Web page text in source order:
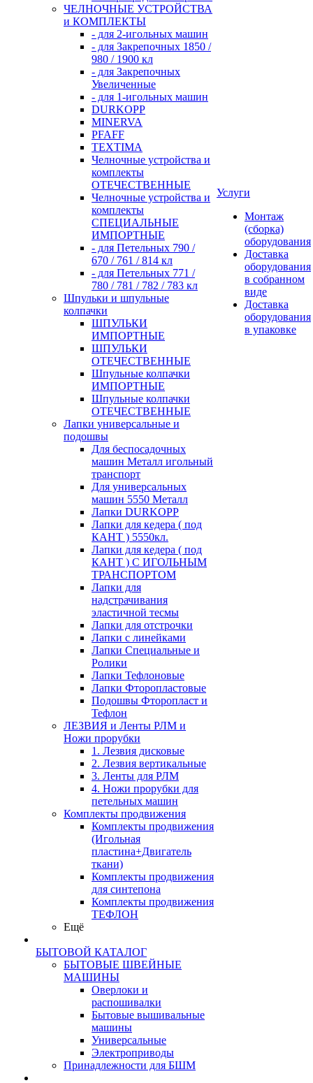
ЧЕЛНОЧНЫЕ УСТРОЙСТВА
и КОМПЛЕКТЫ
- для 2-игольных машин
- для Закрепочных 1850 /
980 / 1900 кл
- для Закрепочных
Увеличенные
- для 1-игольных машин
DURKOPP
MINERVA
PFAFF
TEXTIMA
Челночные устройства и
комплекты
ОТЕЧЕСТВЕННЫЕ
Челночные устройства и
комплекты
СПЕЦИАЛЬНЫЕ
ИМПОРТНЫЕ
- для Петельных 790 /
670 / 761 / 814 кл
- для Петельных 771 /
780 / 781 / 782 / 783 кл
Шпульки и шпульные
колпачки
ШПУЛЬКИ
ИМПОРТНЫЕ
ШПУЛЬКИ
ОТЕЧЕСТВЕННЫЕ
Шпульные колпачки
ИМПОРТНЫЕ
Шпульные колпачки
ОТЕЧЕСТВЕННЫЕ
Лапки универсальные и
подошвы
Для беспосадочных
машин Металл игольный
транспорт
Для универсальных
машин 5550 Металл
Лапки DURKOPP
Лапки для кедера ( под
КАНТ ) 5550кл.
Лапки для кедера ( под
КАНТ ) С ИГОЛЬНЫМ
ТРАНСПОРТОМ
Лапки для
надстрачивания
эластичной тесмы
Лапки для отстрочки
Лапки с линейками
Лапки Специальные и
Ролики
Лапки Тефлоновые
Лапки Фторопластовые
Подошвы Фторопласт и
Тефлон
ЛЕЗВИЯ и Ленты РЛМ и
Ножи прорубки
1. Лезвия дисковые
2. Лезвия вертикальные
3. Ленты для РЛМ
4. Ножи прорубки для
петельных машин
Комплекты продвижения
Комплекты продвижения
(Игольная
пластина+Двигатель
ткани)
Комплекты продвижения
для синтепона
Комплекты продвижения
ТЕФЛОН
Ещё
БЫТОВОЙ КАТАЛОГ
БЫТОВЫЕ ШВЕЙНЫЕ
МАШИНЫ
Оверлоки и
распошивалки
Бытовые вышивальные
машины
Универсальные
Электроприводы
Принадлежности для БШМ
Услуги
Монтаж
(сборка)
оборудования
Доставка
оборудования
в собранном
виде
Доставка
оборудования
в упаковке